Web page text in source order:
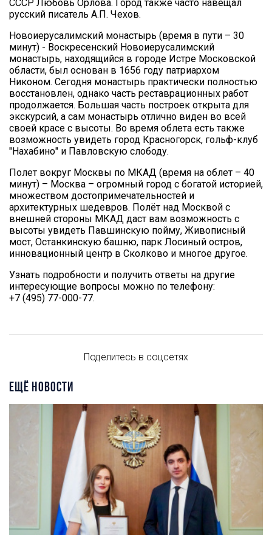
СССР Любовь Орлова. Город также часто навещал
русский писатель А.П. Чехов.
Новоиерусалимский монастырь (время в пути – 30
минут) - Воскресенский Новоиерусалимский
монастырь, находящийся в городе Истре Московской
области, был основан в 1656 году патриархом
Никоном. Сегодня монастырь практически полностью
восстановлен, однако часть реставрационных работ
продолжается. Большая часть построек открыта для
экскурсий, а сам монастырь отлично виден во всей
своей красе с высоты. Во время облета есть также
возможность увидеть город Красногорск, гольф-клуб
"Нахабино" и Павловскую слободу.
Полет вокруг Москвы по МКАД (время на облет – 40
минут) – Москва – огромный город с богатой историей,
множеством достопримечательностей и
архитектурных шедевров. Полёт над Москвой с
внешней стороны МКАД даст вам возможность с
высоты увидеть Павшинскую пойму, Живописный
мост, Останкинскую башню, парк Лосиный остров,
инновационный центр в Сколково и многое другое.
Узнать подробности и получить ответы на другие
интересующие вопросы можно по телефону:
+7 (495) 77-000-77.
Поделитесь в соцсетях
ЕЩЁ НОВОСТИ